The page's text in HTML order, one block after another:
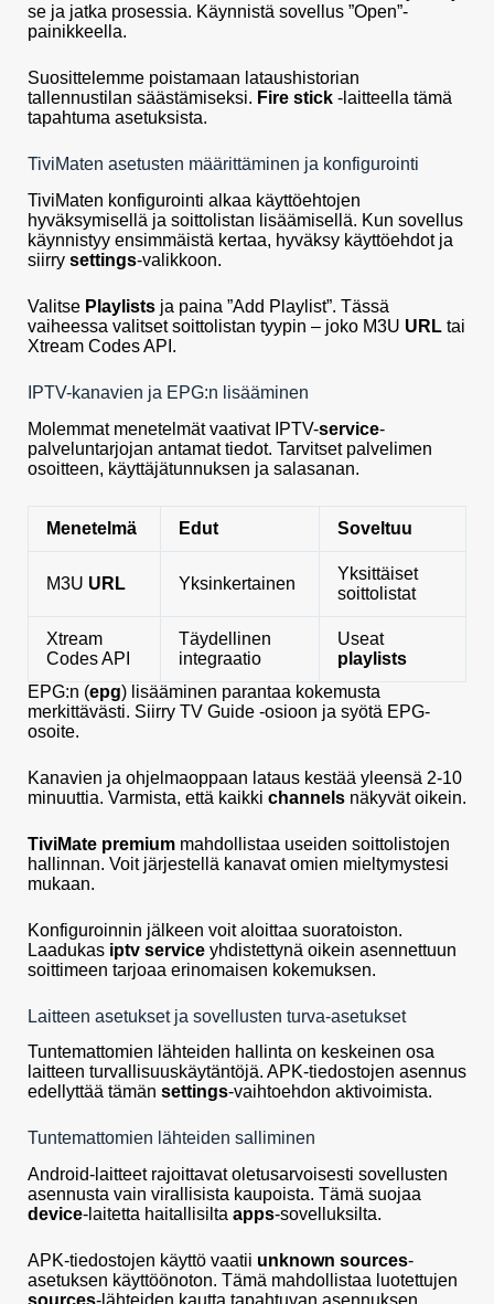
se ja jatka prosessia. Käynnistä sovellus ”Open”-
painikkeella.
Suosittelemme poistamaan lataushistorian
tallennustilan säästämiseksi. Fire stick -laitteella tämä
tapahtuma asetuksista.
TiviMaten asetusten määrittäminen ja konfigurointi
TiviMaten konfigurointi alkaa käyttöehtojen
hyväksymisellä ja soittolistan lisäämisellä. Kun sovellus
käynnistyy ensimmäistä kertaa, hyväksy käyttöehdot ja
siirry settings-valikkoon.
Valitse Playlists ja paina ”Add Playlist”. Tässä
vaiheessa valitset soittolistan tyypin – joko M3U URL tai
Xtream Codes API.
IPTV-kanavien ja EPG:n lisääminen
Molemmat menetelmät vaativat IPTV-service-
palveluntarjojan antamat tiedot. Tarvitset palvelimen
osoitteen, käyttäjätunnuksen ja salasanan.
Menetelmä Edut Soveltuu
M3U URL Yksinkertainen
Yksittäiset
soittolistat
Xtream
Codes API
Täydellinen
integraatio
Useat
playlists
EPG:n (epg) lisääminen parantaa kokemusta
merkittävästi. Siirry TV Guide -osioon ja syötä EPG-
osoite.
Kanavien ja ohjelmaoppaan lataus kestää yleensä 2-10
minuuttia. Varmista, että kaikki channels näkyvät oikein.
TiviMate premium mahdollistaa useiden soittolistojen
hallinnan. Voit järjestellä kanavat omien mieltymystesi
mukaan.
Konfiguroinnin jälkeen voit aloittaa suoratoiston.
Laadukas iptv service yhdistettynä oikein asennettuun
soittimeen tarjoaa erinomaisen kokemuksen.
Laitteen asetukset ja sovellusten turva-asetukset
Tuntemattomien lähteiden hallinta on keskeinen osa
laitteen turvallisuuskäytäntöjä. APK-tiedostojen asennus
edellyttää tämän settings-vaihtoehdon aktivoimista.
Tuntemattomien lähteiden salliminen
Android-laitteet rajoittavat oletusarvoisesti sovellusten
asennusta vain virallisista kaupoista. Tämä suojaa
device-laitetta haitallisilta apps-sovelluksilta.
APK-tiedostojen käyttö vaatii unknown sources-
asetuksen käyttöönoton. Tämä mahdollistaa luotettujen